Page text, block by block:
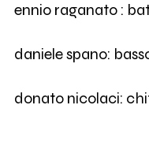
ennio raganato :
daniele spano:
donato nicolaci: